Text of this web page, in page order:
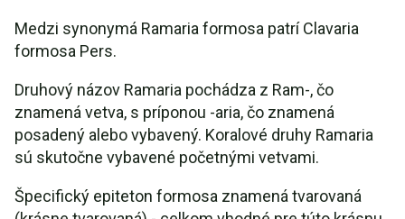
Medzi synonymá Ramaria formosa patrí Clavaria
formosa Pers.
Druhový názov Ramaria pochádza z Ram-, čo
znamená vetva, s príponou -aria, čo znamená
posadený alebo vybavený. Koralové druhy Ramaria
sú skutočne vybavené početnými vetvami.
Špecifický epiteton formosa znamená tvarovaná